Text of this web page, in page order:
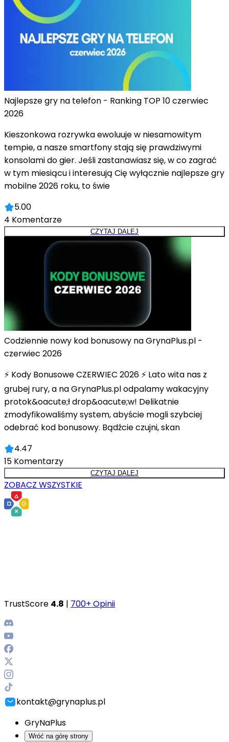
Najlepsze gry na telefon - Ranking TOP 10 czerwiec
2026
Kieszonkowa rozrywka ewoluuje w niesamowitym
tempie, a nasze smartfony stają się prawdziwymi
konsolami do gier. Jeśli zastanawiasz się, w co zagrać
w tym miesiącu i interesują Cię wyłącznie najlepsze gry
mobilne 2026 roku, to świe
5.00
4 Komentarze
CZYTAJ DALEJ
Codziennie nowy kod bonusowy na GrynaPlus.pl -
czerwiec 2026
⚡ Kody Bonusowe CZERWIEC 2026 ⚡ Lato wita nas z
grubej rury, a na GrynaPlus.pl odpalamy wakacyjny
protok&oacute;ł drop&oacute;w! Delikatnie
zmodyfikowaliśmy system, abyście mogli szybciej
odebrać kod bonusowy. Bądźcie czujni, skan
4.47
15 Komentarzy
CZYTAJ DALEJ
ZOBACZ WSZYSTKIE
TrustScore 4.8 | 700+ Opinii
kontakt@grynaplus.pl
GryNaPlus
Wróć na górę strony